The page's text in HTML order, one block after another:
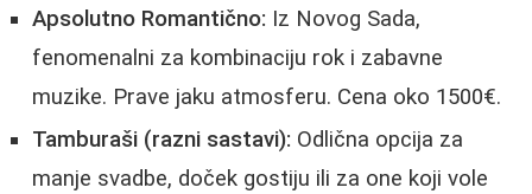
Apsolutno Romantično: Iz Novog Sada,
fenomenalni za kombinaciju rok i zabavne
muzike. Prave jaku atmosferu. Cena oko 1500€.
Tamburaši (razni sastavi): Odlična opcija za
manje svadbe, doček gostiju ili za one koji vole